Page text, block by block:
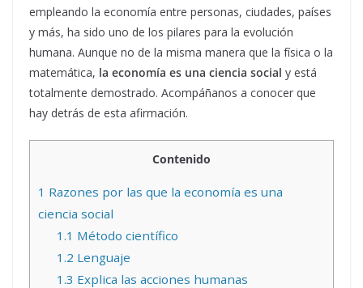
empleando la economía entre personas, ciudades, países
y más, ha sido uno de los pilares para la evolución
humana. Aunque no de la misma manera que la física o la
matemática, la economía es una ciencia social y está
totalmente demostrado. Acompáñanos a conocer que
hay detrás de esta afirmación.
Contenido
1 Razones por las que la economía es una
ciencia social
1.1 Método científico
1.2 Lenguaje
1.3 Explica las acciones humanas